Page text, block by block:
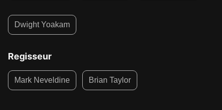
Dwight Yoakam
Regisseur
Mark Neveldine Brian Taylor